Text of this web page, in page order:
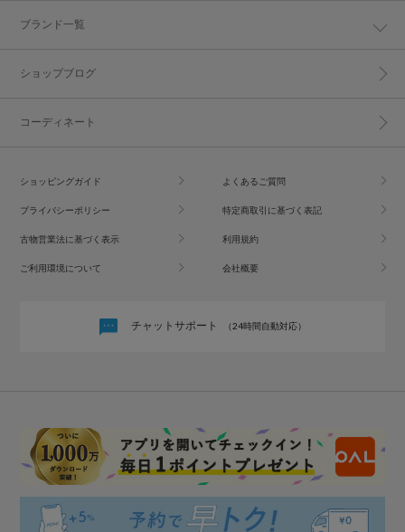
ブランド一覧
ショップブログ
コーディネート
ショッピングガイド よくあるご質問
プライバシーポリシー 特定商取引に基づく表記
古物営業法に基づく表示 利用規約
ご利用環境について 会社概要
チャットサポート （24時間自動対応）